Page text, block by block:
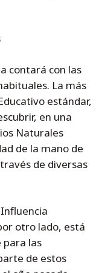
contará con las
La más
estándar,
en una
Naturales
de la mano de
de diversas
otro lado, está
para las
de estos